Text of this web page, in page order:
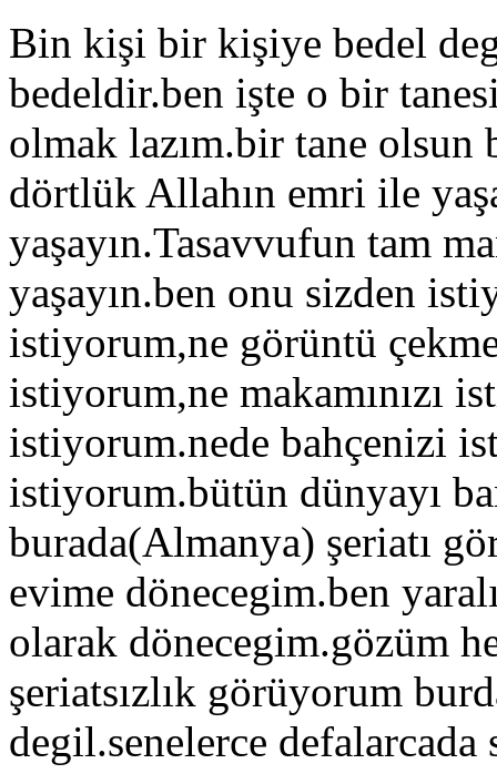
Bin kişi bir kişiye bedel
bedeldir.ben işte o bir
olmak lazım.bir tane olsun
dörtlük Allahın emri ile
yaşayın.Tasavvufun tam
yaşayın.ben onu sizden
istiyorum,ne görüntü
istiyorum,ne makamınızı
istiyorum.nede bahçenizi
istiyorum.bütün dünyayı
burada(Almanya) şeriatı
evime dönecegim.ben
olarak dönecegim.gözüm
şeriatsızlık görüyorum
degil.senelerce